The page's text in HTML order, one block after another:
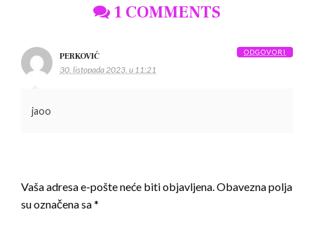
1 COMMENTS
PERKOVIĆ
30. listopada 2023. u 11:21
jaoo
ODGOVORI
Vaša adresa e-pošte neće biti objavljena.Obavezna polja
su označena sa*